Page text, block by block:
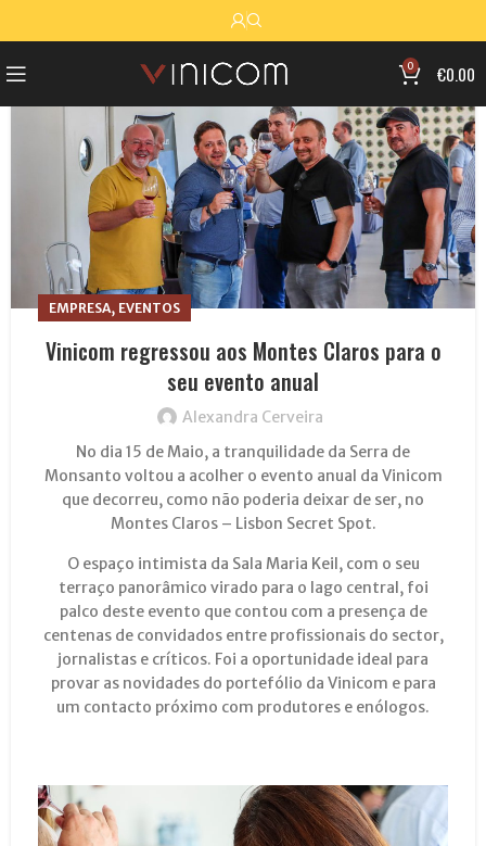
0 €0.00
EMPRESA, EVENTOS
Vinicom regressou aos Montes Claros para o
seu evento anual
Alexandra Cerveira
No dia 15 de Maio, a tranquilidade da Serra de
Monsanto voltou a acolher o evento anual da Vinicom
que decorreu, como não poderia deixar de ser, no
Montes Claros – Lisbon Secret Spot.
O espaço intimista da Sala Maria Keil, com o seu
terraço panorâmico virado para o lago central, foi
palco deste evento que contou com a presença de
centenas de convidados entre profissionais do sector,
jornalistas e críticos. Foi a oportunidade ideal para
provar as novidades do portefólio da Vinicom e para
um contacto próximo com produtores e enólogos.